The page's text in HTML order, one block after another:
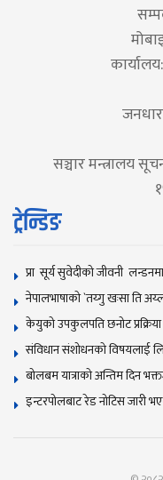
सञ्चार मन्त्रालय
ट्रेन्डिङ
प्रा सूर्य सुवेदीको जीवनी
नेपालभाषाकाे `तय्गु खःसा ति
केयुको उपकुलपति छनोट प्रक्रिया
संविधान संशोधनकाे विषयलाई
बोलबम यात्राकाे अन्तिम दिन
इन्टरपोलबाट रेड नोटिस जारी